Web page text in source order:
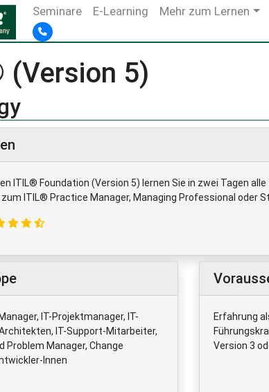
Seminare E-Learning Mehr zum Lernen
(Version 5)
ITIL® Foundation (Version 5) lernen Sie in zwei Tagen
ITIL® Practice Manager, Managing Professional oder
IT-Projektmanager, IT-
IT-Support-Mitarbeiter,
Problem Manager, Change
Innen
Erfahrung
Version 3